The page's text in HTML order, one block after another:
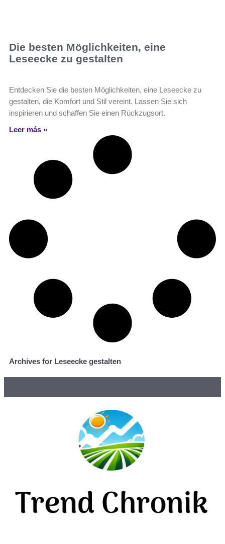
Die besten Möglichkeiten, eine
Leseecke zu gestalten
Entdecken Sie die besten Möglichkeiten, eine Leseecke zu
gestalten, die Komfort und Stil vereint. Lassen Sie sich
inspirieren und schaffen Sie einen Rückzugsort.
Leer más »
Archives for Leseecke gestalten